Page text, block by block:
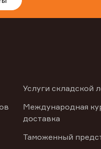
Услуги складской
Международная
доставка
Таможенный